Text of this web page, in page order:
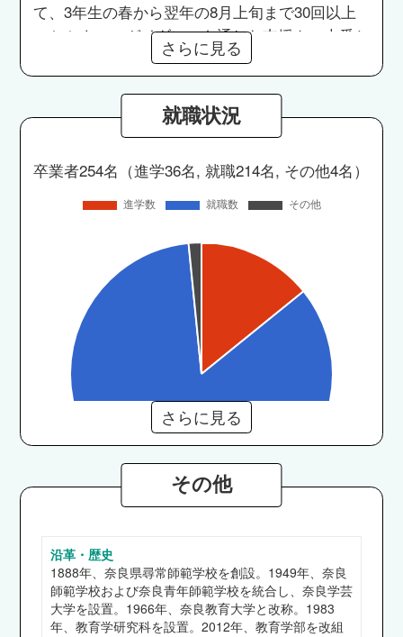
て、3年生の春から翌年の8月上旬まで30回以上
のセミナー・ガイダンスを通じた支援や、本番と
同様の形式で行う模擬テストの他、試験対策セミ
ナーによる支援を行っています。
さらに見る
就職状況
卒業者254名（進学36名, 就職214名, その他4名）
県職員（奈良県）、市職員（奈良市）、大阪府警
察、近畿財務局、南都銀行、野村證券、神戸学
園、ベネッセスタイルケア、大和ハウス工業、ミ
さらに見る
その他
沿革・歴史
1888年、奈良県尋常師範学校を創設。1949年、奈良
師範学校および奈良青年師範学校を統合し、奈良学芸
大学を設置。1966年、奈良教育大学と改称。1983
年、教育学研究科を設置。2012年、教育学部を改組